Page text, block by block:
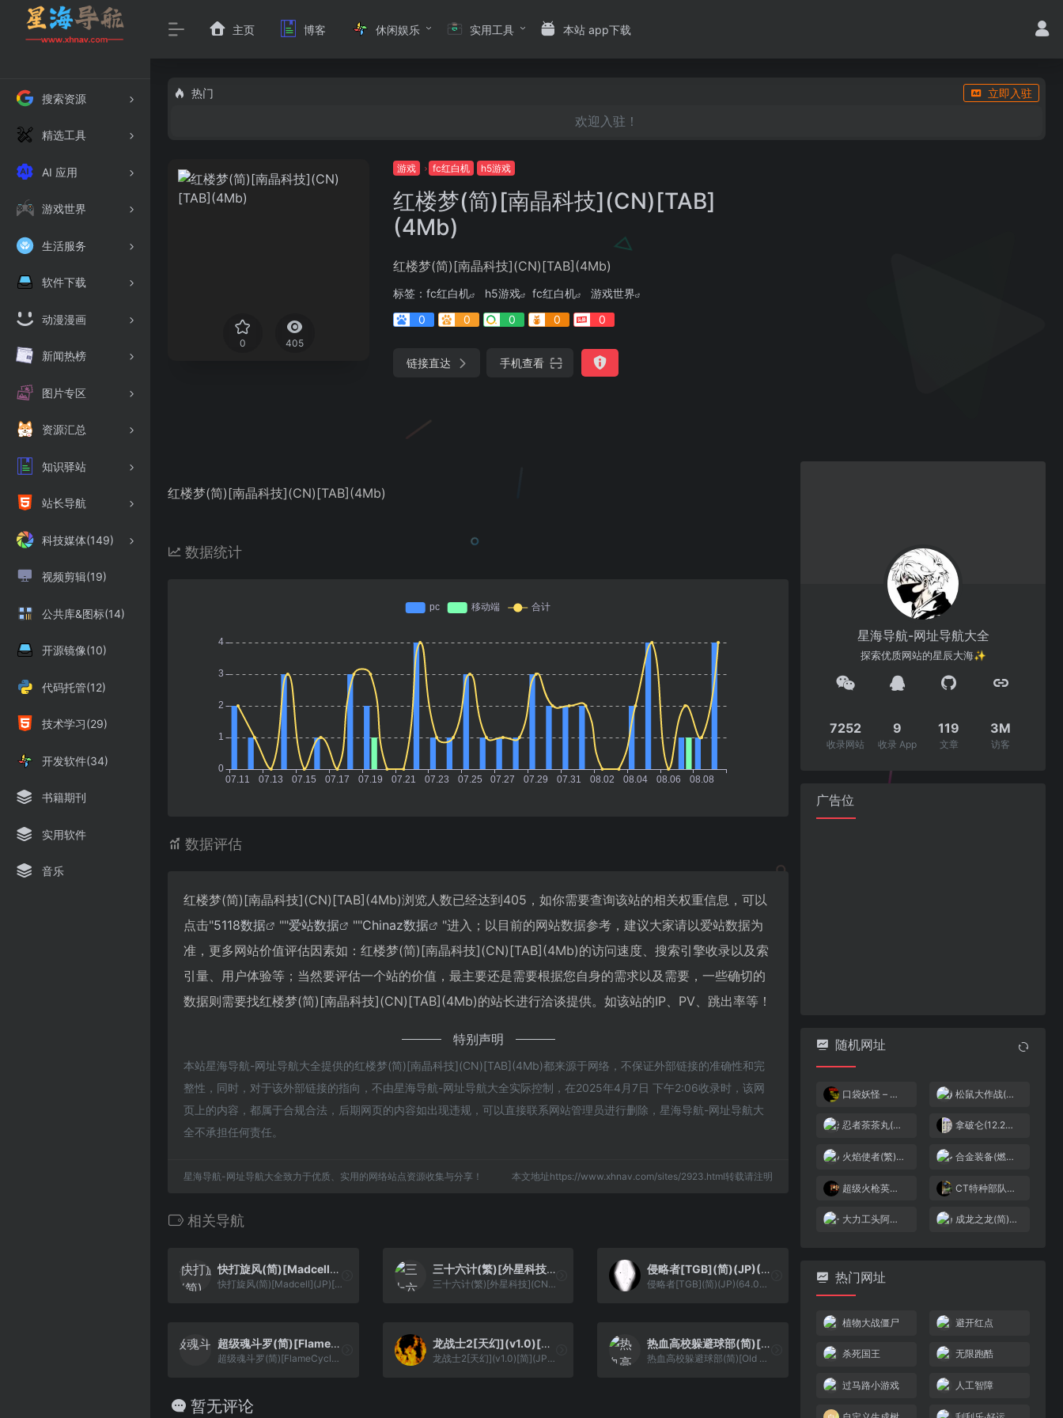
搜索资源
精选工具
AI 应用
游戏世界
生活服务
软件下载
动漫漫画
新闻热榜
图片专区
资源汇总
知识驿站
站长导航
科技媒体(149)
视频剪辑(19)
公共库&图标(14)
开源镜像(10)
代码托管(12)
技术学习(29)
开发软件(34)
书籍期刊
实用软件
音乐
主页 博客 休闲娱乐 实用工具 本站 app下载
热门 立即入驻
欢迎入驻！
0 405
游戏 fc红白机 h5游戏
红楼梦(简)[南晶科技](CN)[TAB]
(4Mb)
红楼梦(简)[南晶科技](CN)[TAB](4Mb)
标签： fc红白机 h5游戏 fc红白机
游戏世界
0
0 0 0 0
链接直达 手机查看
红楼梦(简)[南晶科技](CN)[TAB](4Mb)
数据统计
数据评估
红楼梦(简)[南晶科技](CN)[TAB](4Mb)浏览人数已经达到405，如你需要查询该站的相关权重信息，可以
点击"5118数据 ""爱站数据 ""Chinaz数据
"进入；以目前的网站数据参考，建议大家请以爱站数据为
准，更多网站价值评估因素如：红楼梦(简)[南晶科技](CN)[TAB](4Mb)的访问速度、搜索引擎收录以及索
引量、用户体验等；当然要评估一个站的价值，最主要还是需要根据您自身的需求以及需要，一些确切的
数据则需要找红楼梦(简)[南晶科技](CN)[TAB](4Mb)的站长进行洽谈提供。如该站的IP、PV、跳出率等！
特别声明
本站星海导航-网址导航大全提供的红楼梦(简)[南晶科技](CN)[TAB](4Mb)都来源于网络，不保证外部链接的准确性和完
整性，同时，对于该外部链接的指向，不由星海导航-网址导航大全实际控制，在2025年4月7日 下午2:06收录时，该网
页上的内容，都属于合规合法，后期网页的内容如出现违规，可以直接联系网站管理员进行删除，星海导航-网址导航大
全不承担任何责任。
星海导航-网址导航大全致力于优质、实用的网络站点资源收集与分享！ 本文地址https://www.xhnav.com/sites/2923.html转载请注明
相关导航
快打旋风(简)[Madcell](JP)[ACT](2.25Mb)
快打旋风(简)[Madcell](JP)[ACT](2.25Mb)
三十六计(繁)[外星科技](CN)[TAB](4Mb)
三十六计(繁)[外星科技](CN)[TAB](4Mb)
侵略者[TGB](简)(JP)(64.04Mb)
侵略者[TGB](简)(JP)(64.04Mb)
超级魂斗罗(简)[FlameCyclone](JP)[ACT](3Mb)
超级魂斗罗(简)[FlameCyclone](JP)[ACT](3Mb)
龙战士2[天幻](v1.0)[简](JP)(36Mb)
龙战士2[天幻](v1.0)[简](JP)(36Mb)
热血高校躲避球部(简)[Old Liu](JP)[SPG](2Mb)
热血高校躲避球部(简)[Old Liu](JP)[SPG](2Mb)
暂无评论
星海导航-网址导航大全
探索优质网站的星辰大海✨
7252
收录网站
9
收录 App
119
文章
3M
访客
广告位
随机网址
口袋妖怪 – 红宝石[口袋妖怪网](386)(简)(JP)(64.58Mb) 松鼠大作战(简)[星空](JP)[ACT](6Mb)
忍者茶茶丸(v0.9)(简)[高伟](JP)[ACT](0.25Mb) 拿破仑(12.24最终版)[Advance-002](简)(JP)(72Mb)
火焰使者(繁)[恒格电子](JP)[RPG](4Mb) 合金装备(燃烧战车)[AXI AHE](2Mb)
超级火枪英雄[天使汉化组](简)(JP)(64Mb) CT特种部队2重返战壕[Advance-008](简)(JP)(32Mb)
大力工头阿源君(v1.0)(简)[DMG](JP)[ACT](3Mb) 成龙之龙(简)[俞亮](JP)[ACT](2Mb)
热门网址
植物大战僵尸 避开红点
杀死国王 无限跑酷
过马路小游戏 人工智障